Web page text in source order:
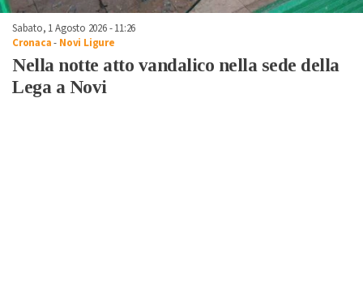
Sabato, 1 Agosto 2026 - 11:26
Cronaca- Novi Ligure
Nella notte atto vandalico nella sede della
Lega a Novi